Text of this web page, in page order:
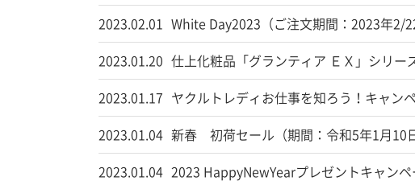
2023.02.01 White Day2023（ご注文期間：2023年2/
2023.01.20 仕上化粧品「グランティア ＥＸ」シリ
2023.01.17 ヤクルトレディお仕事を知ろう！キャン
2023.01.04 新春 初荷セール（期間：令和5年1月10
2023.01.04 2023 HappyNewYearプレゼントキャン